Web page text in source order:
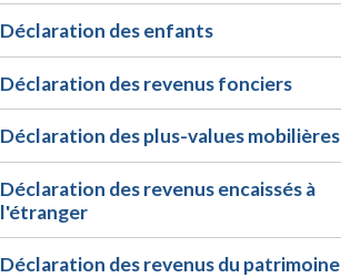
Déclaration des enfants
Déclaration des revenus fonciers
Déclaration des plus-values mobilières
Déclaration des revenus encaissés à
l'étranger
Déclaration des revenus du patrimoine